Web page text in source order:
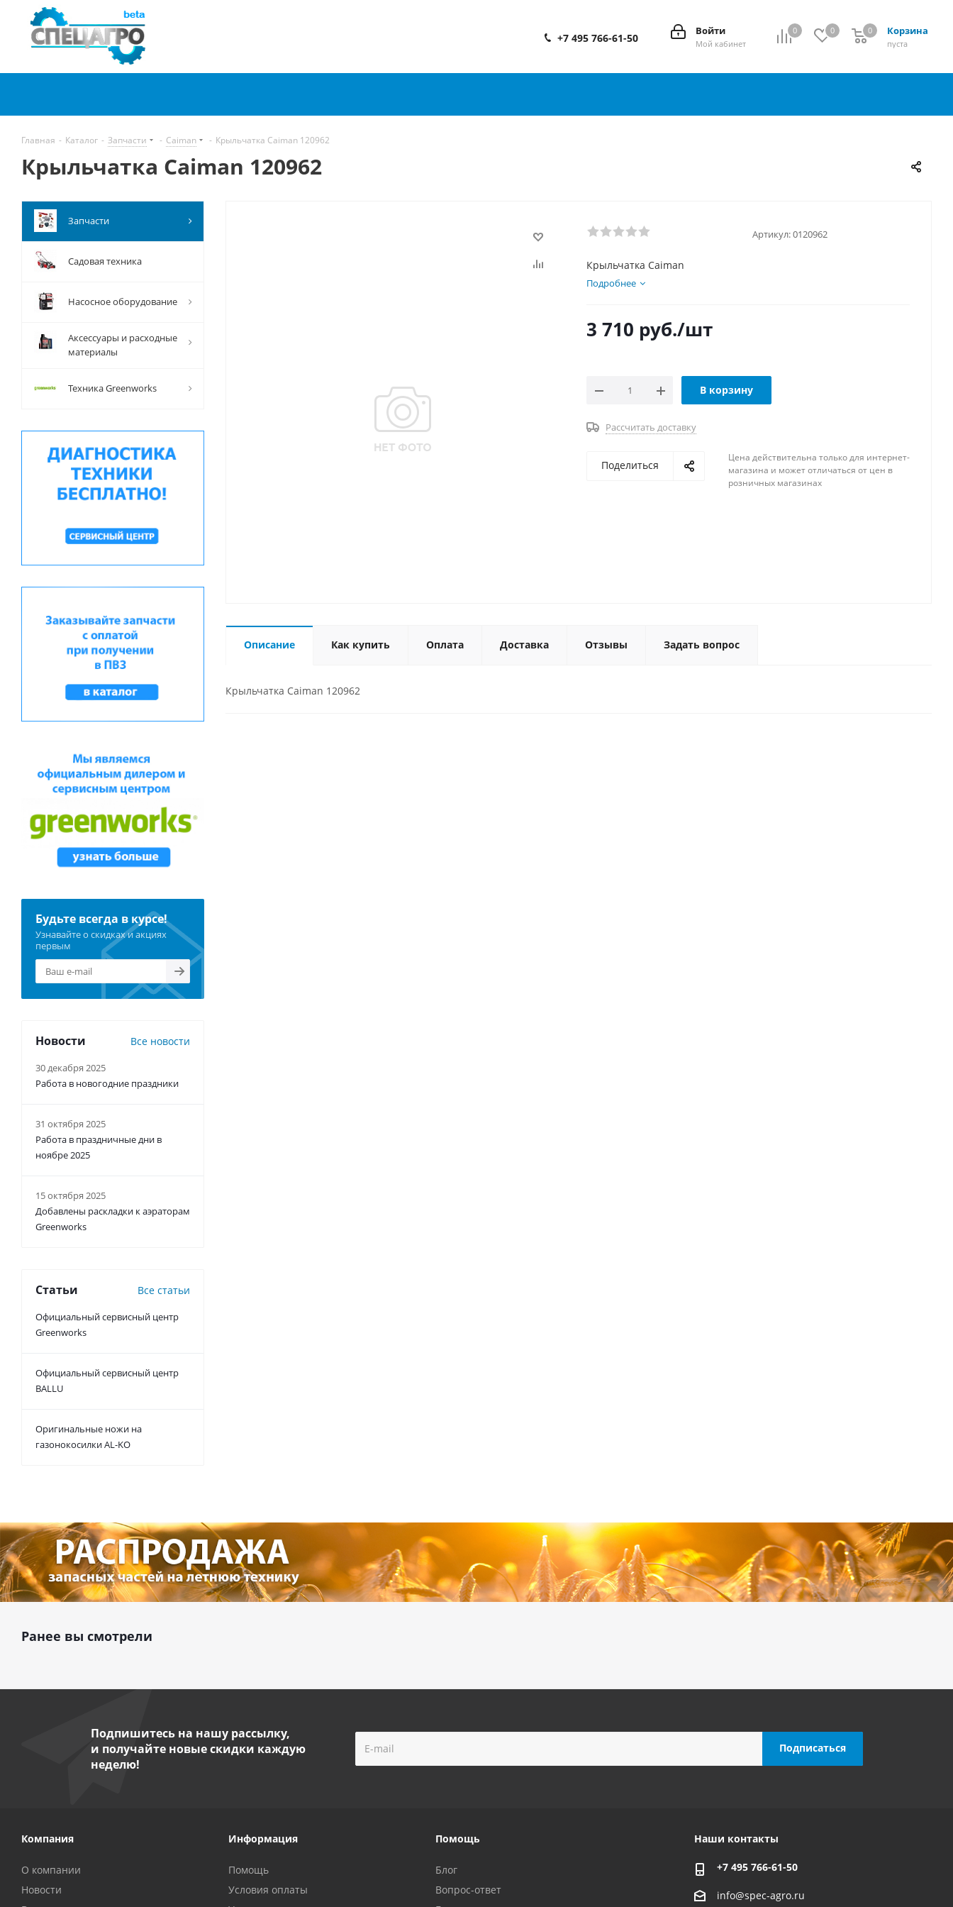
0 0 Корзина
0
пуста
0
Войти
Мой кабинет
+7 495 766-61-50
Главная - Каталог - Запчасти - Caiman - Крыльчатка Caiman 120962
Крыльчатка Caiman 120962
Артикул:0120962
Крыльчатка Caiman
Подробнее
3 710 руб./шт
В корзину
Рассчитать доставку
Поделиться
Цена действительна только для интернет-
магазина и может отличаться от цен в
розничных магазинах
Описание Как купить Оплата Доставка Отзывы Задать вопрос
Крыльчатка Caiman 120962
Запчасти
Садовая техника
Насосное оборудование
Аксессуары и расходные
материалы
Техника Greenworks
Будьте всегда в курсе!
Узнавайте о скидках и акциях
первым
Новости Все новости
30 декабря 2025
Работа в новогодние праздники
31 октября 2025
Работа в праздничные дни в
ноябре 2025
15 октября 2025
Добавлены раскладки к аэраторам
Greenworks
Статьи Все статьи
Официальный сервисный центр
Greenworks
Официальный сервисный центр
BALLU
Оригинальные ножи на
газонокосилки AL-KO
Ранее вы смотрели
Подпишитесь на нашу рассылку,
и получайте новые скидки каждую
неделю!
Компания
О компании
Новости
Информация
Помощь
Условия оплаты
Помощь
Блог
Вопрос-ответ
Наши контакты
+7 495 766-61-50
info@spec-agro.ru